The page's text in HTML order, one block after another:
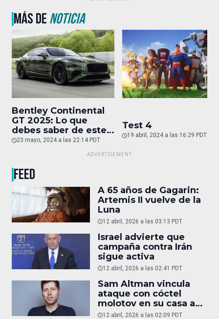
MÁS DENOTICIA
Bentley Continental
GT 2025: Lo que
debes saber de este
auto de superlujo
23 mayo, 2024 a las 22:14 PDT
Test 4
19 abril, 2024 a las 16:29 PDT
FEED
A 65 años de Gagarin:
Artemis II vuelve de la
Luna
12 abril, 2026 a las 03:13 PDT
Israel advierte que
campaña contra Irán
sigue activa
12 abril, 2026 a las 02:41 PDT
Sam Altman vincula
ataque con cóctel
molotov en su casa a
reportaje
12 abril, 2026 a las 02:09 PDT